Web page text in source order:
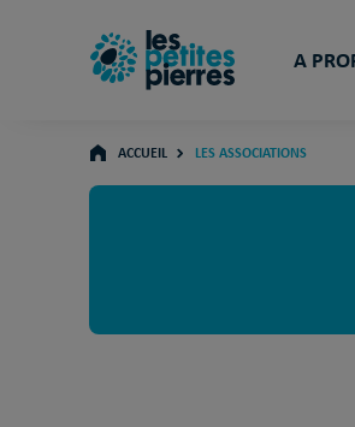
A
ACCUEIL LES ASSOCIATIONS